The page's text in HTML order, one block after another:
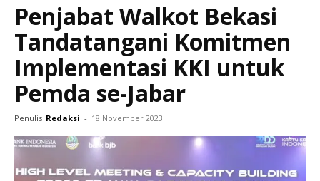
Penjabat Walkot Bekasi
Tandatangani Komitmen
Implementasi KKI untuk
Pemda se-Jabar
Penulis Redaksi - 18 November 2023